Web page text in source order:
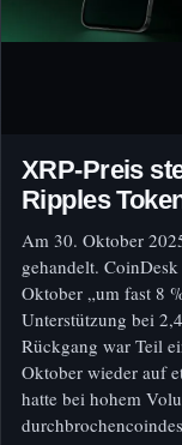
XRP-Preis
Ripples
Am 30. Oktober
gehandelt.
Oktober „um fast 8
Unterstützung bei
Rückgang war Teil
Oktober wieder auf
hatte bei hohem